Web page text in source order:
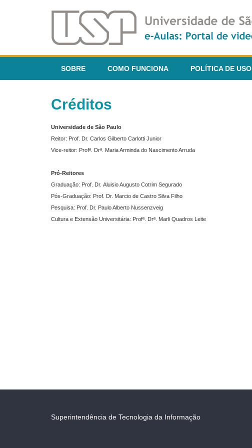
SOBRE COMO FUNCIONA POLÍTICA DE USO
Créditos
Universidade de São Paulo
Reitor: Prof. Dr. Carlos Gilberto Carlotti Junior
Vice-reitor: Profª. Drª. Maria Arminda do Nascimento Arruda
Pró-Reitores
Graduação: Prof. Dr. Aluisio Augusto Cotrim Segurado
Pós-Graduação: Prof. Dr. Marcio de Castro Silva Filho
Pesquisa: Prof. Dr. Paulo Alberto Nussenzveig
Cultura e Extensão Universitária: Profª. Drª. Marli Quadros Leite
Superintendência de Tecnologia da Informação